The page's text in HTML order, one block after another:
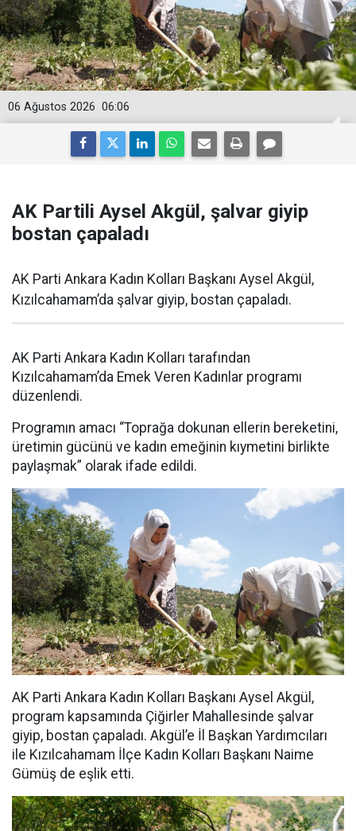
06:06
06 Ağustos 2026
AK Partili Aysel Akgül, şalvar giyip
bostan çapaladı
AK Parti Ankara Kadın Kolları Başkanı Aysel Akgül,
Kızılcahamam’da şalvar giyip, bostan çapaladı.
AK Parti Ankara Kadın Kolları tarafından
Kızılcahamam’da Emek Veren Kadınlar programı
düzenlendi.
Programın amacı “Toprağa dokunan ellerin bereketini,
üretimin gücünü ve kadın emeğinin kıymetini birlikte
paylaşmak” olarak ifade edildi.
AK Parti Ankara Kadın Kolları Başkanı Aysel Akgül,
program kapsamında Çiğirler Mahallesinde şalvar
giyip, bostan çapaladı. Akgül’e İl Başkan Yardımcıları
ile Kızılcahamam İlçe Kadın Kolları Başkanı Naime
Gümüş de eşlik etti.